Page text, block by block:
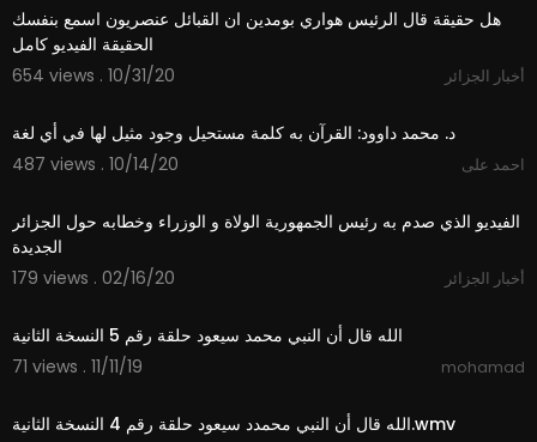
هل حقيقة قال الرئيس هواري بومدين ان القبائل عنصريون اسمع بنفسك
الحقيقة الفيديو كامل
654 views . 10/31/20
أخبار الجزائر
⁣د. محمد داوود: القرآن به كلمة مستحيل وجود مثيل لها في أي لغة
487 views . 10/14/20
احمد على
الفيديو الذي صدم به رئيس الجمهورية الولاة و الوزراء وخطابه حول الجزائر
الجديدة
179 views . 02/16/20
أخبار الجزائر
الله قال أن النبي محمد سيعود حلقة رقم 5 النسخة الثانية
71 views . 11/11/19
mohamad
الله قال أن النبي محمدد سيعود حلقة رقم 4 النسخة الثانية.wmv